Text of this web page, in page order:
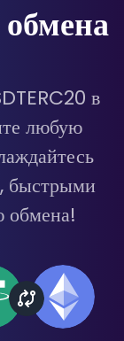
в
любую
быстрыми
обмена!